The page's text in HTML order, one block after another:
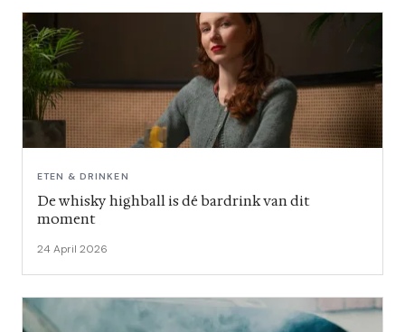
ETEN & DRINKEN
De whisky highball is dé bardrink van dit
moment
24 April 2026